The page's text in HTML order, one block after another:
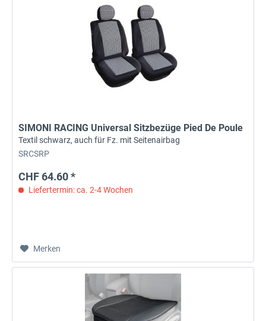
SIMONI RACING Universal Sitzbezüge Pied De Poule
Textil schwarz, auch für Fz. mit Seitenairbag
SRCSRP
CHF 64.60 *
Liefertermin: ca. 2-4 Wochen
Merken